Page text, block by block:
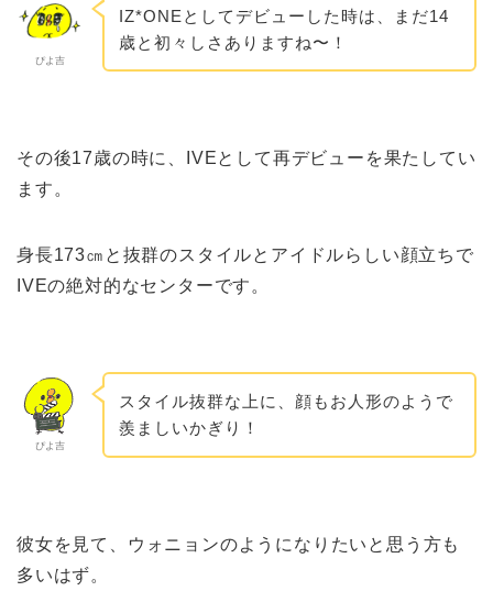
ぴよ吉
IZ*ONEとしてデビューした時は、まだ14
歳と初々しさありますね〜！
その後17歳の時に、IVEとして再デビューを果たしてい
ます。
身長173㎝と抜群のスタイルとアイドルらしい顔立ちで
IVEの絶対的なセンターです。
ぴよ吉
スタイル抜群な上に、顔もお人形のようで
羨ましいかぎり！
彼女を見て、ウォニョンのようになりたいと思う方も
多いはず。